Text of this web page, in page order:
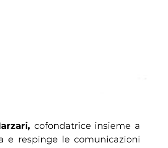
cofondatrice insieme a
e respinge le comunicazioni